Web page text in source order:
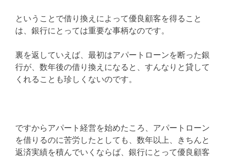
ということで借り換えによって優良顧客を得ること
は、銀行にとっては重要な事柄なのです。
裏を返していえば、最初はアパートローンを断った銀
行が、数年後の借り換えになると、すんなりと貸して
くれることも珍しくないのです。
ですからアパート経営を始めたころ、アパートローン
を借りるのに苦労したとしても、数年以上、きちんと
返済実績を積んでいくならば、銀行にとって優良顧客